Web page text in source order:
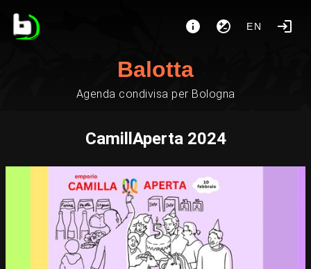
EN
Balotta
Agenda condivisa per Bologna
CamillAperta 2024